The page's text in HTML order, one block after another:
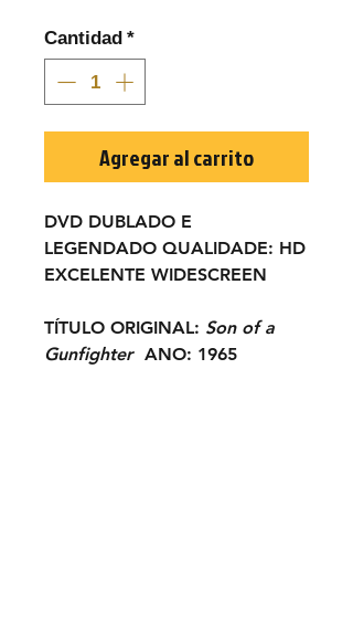
Cantidad *
Agregar al carrito
DVD DUBLADO E
LEGENDADO QUALIDADE: HD
EXCELENTE WIDESCREEN
TÍTULO ORIGINAL: Son of a
Gunfighter ANO: 1965